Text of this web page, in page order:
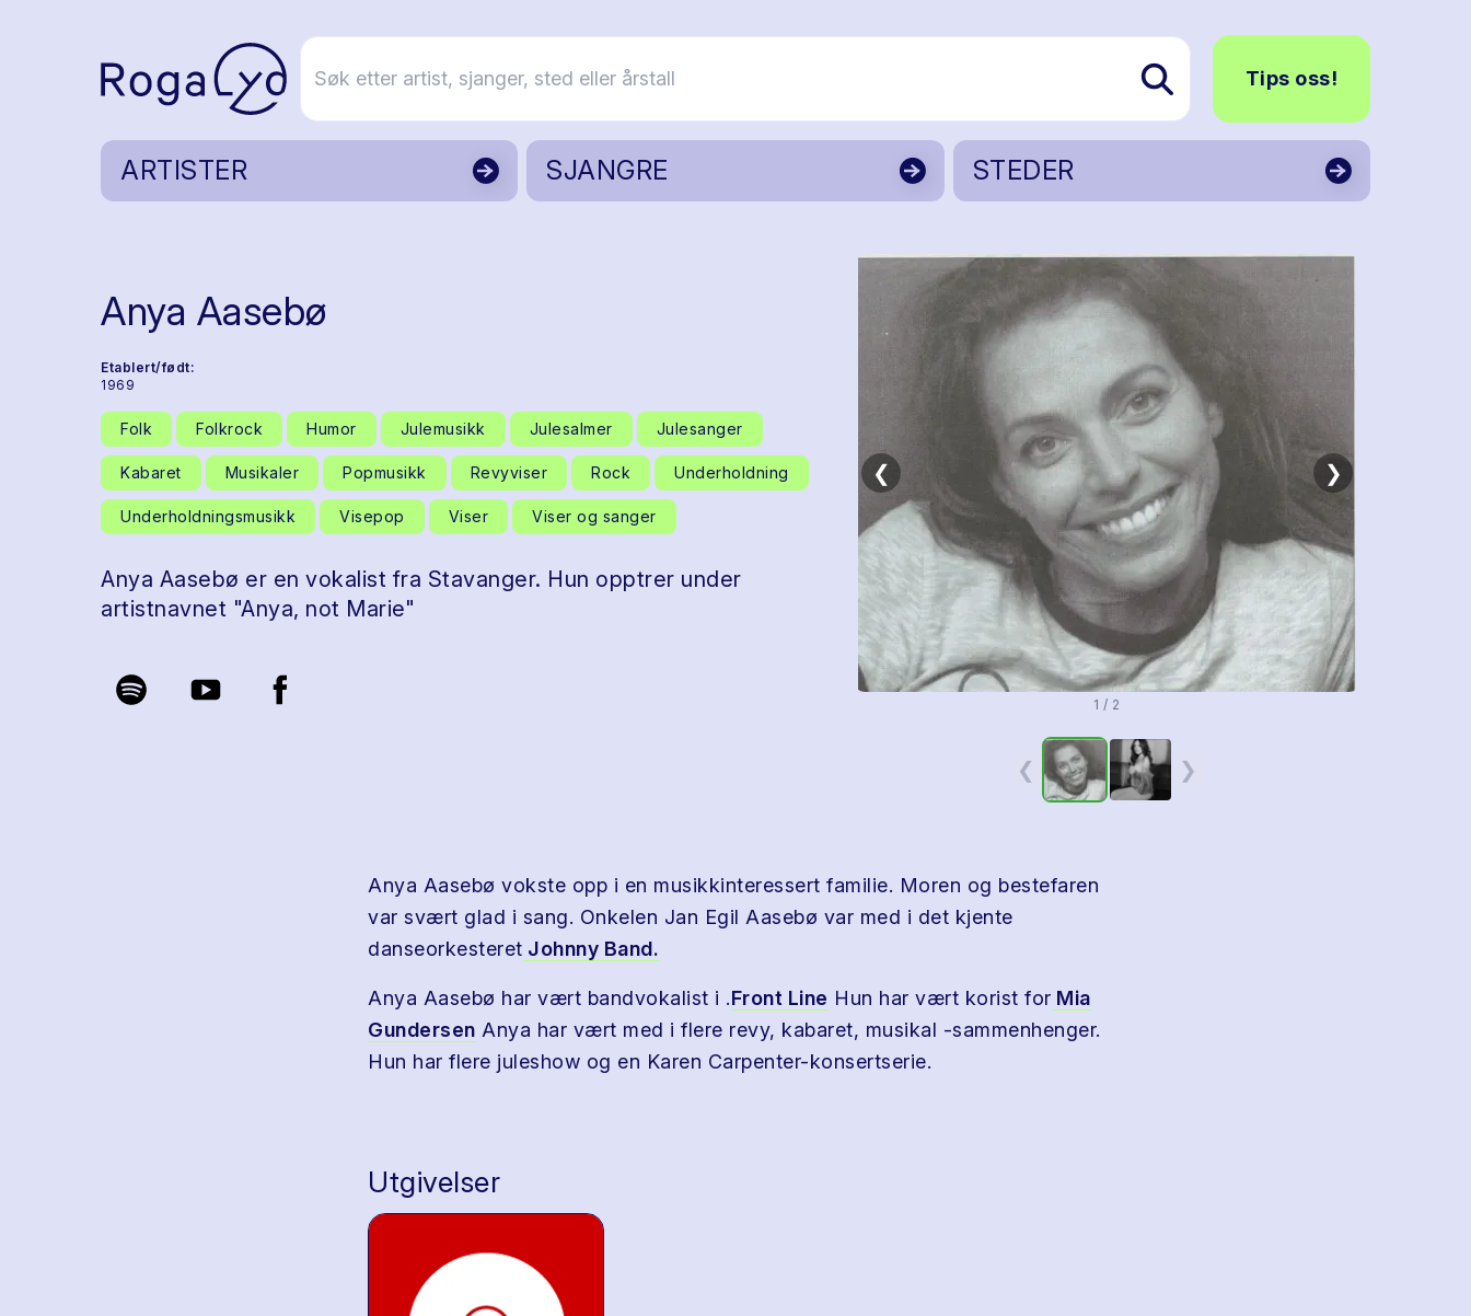
Tips oss!
ARTISTER SJANGRE STEDER
Anya Aasebø
Etablert/født:
1969
Folk Folkrock Humor Julemusikk Julesalmer Julesanger
Kabaret Musikaler Popmusikk Revyviser Rock Underholdning
Underholdningsmusikk Visepop Viser Viser og sanger
Anya Aasebø er en vokalist fra Stavanger. Hun opptrer under
artistnavnet "Anya, not Marie"
❮ ❯
1 / 2
❮ ❯
Anya Aasebø vokste opp i en musikkinteressert familie. Moren og bestefaren
var svært glad i sang. Onkelen Jan Egil Aasebø var med i det kjente
danseorkesteret Johnny Band.
Anya Aasebø har vært bandvokalist i .Front Line Hun har vært korist for Mia
Gundersen Anya har vært med i flere revy, kabaret, musikal -sammenhenger.
Hun har flere juleshow og en Karen Carpenter-konsertserie.
Utgivelser